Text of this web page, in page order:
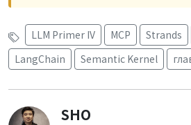
LLM Primer IV MCP Strands
LangChain
Semantic Kernel
SHO